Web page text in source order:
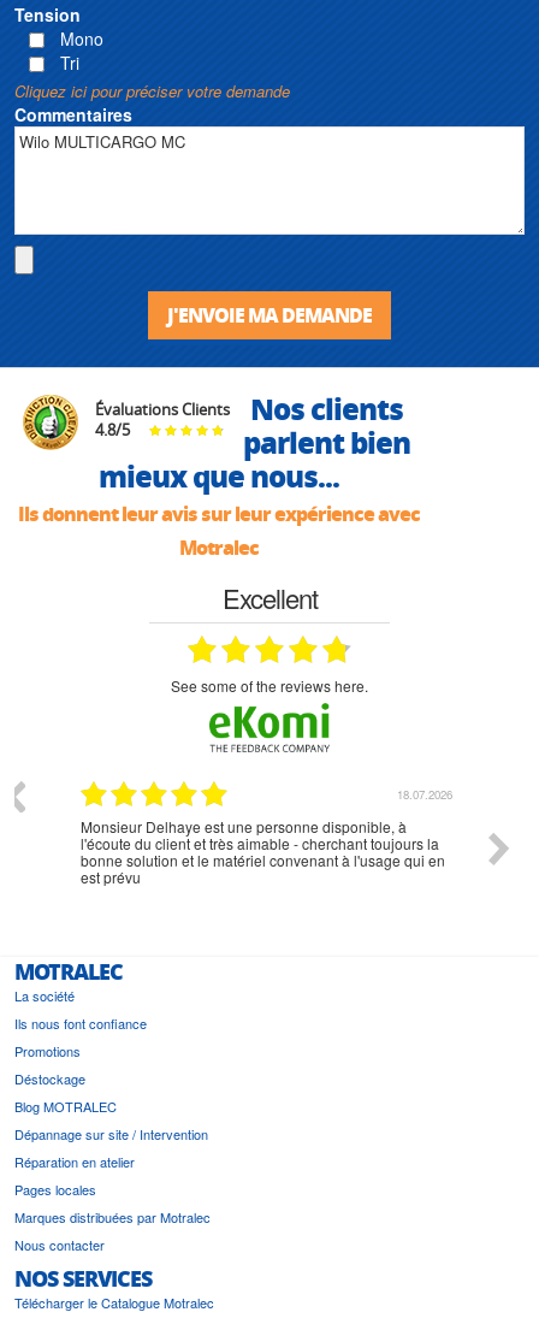
Tension
Mono
Tri
Cliquez ici pour préciser votre demande
Commentaires
J'ENVOIE MA DEMANDE
Évaluations Clients
4.8/5
Nos clients
parlent bien
mieux que nous...
Ils donnent leur avis sur leur expérience avec
Motralec
Excellent
see some of the reviews here.
18.07.2026
Monsieur Delhaye est une personne disponible, à
l'écoute du client et très aimable - cherchant toujours la
bonne solution et le matériel convenant à l'usage qui en
est prévu
MOTRALEC
La société
Ils nous font confiance
Promotions
Déstockage
Blog MOTRALEC
Dépannage sur site / Intervention
Réparation en atelier
Pages locales
Marques distribuées par Motralec
Nous contacter
NOS SERVICES
Télécharger le Catalogue Motralec